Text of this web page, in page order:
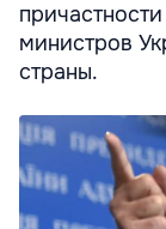
министров
страны.